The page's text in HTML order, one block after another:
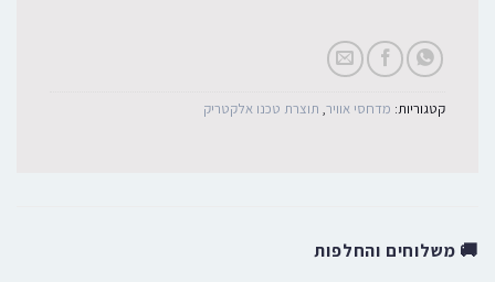
קטגוריות: מדחסי אוויר, תוצרת טכנו אלקטריק
🚚 משלוחים והחלפות